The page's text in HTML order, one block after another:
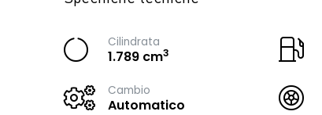
Cilindrata
1.789 cm3
Cambio
Automatico